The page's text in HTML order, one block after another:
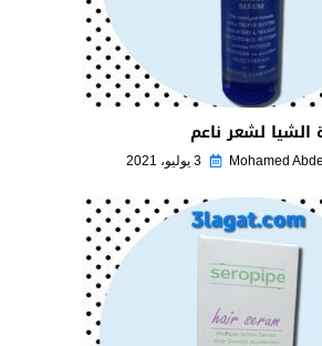
الشيا لشعر ناعم
3 يوليو، 2021